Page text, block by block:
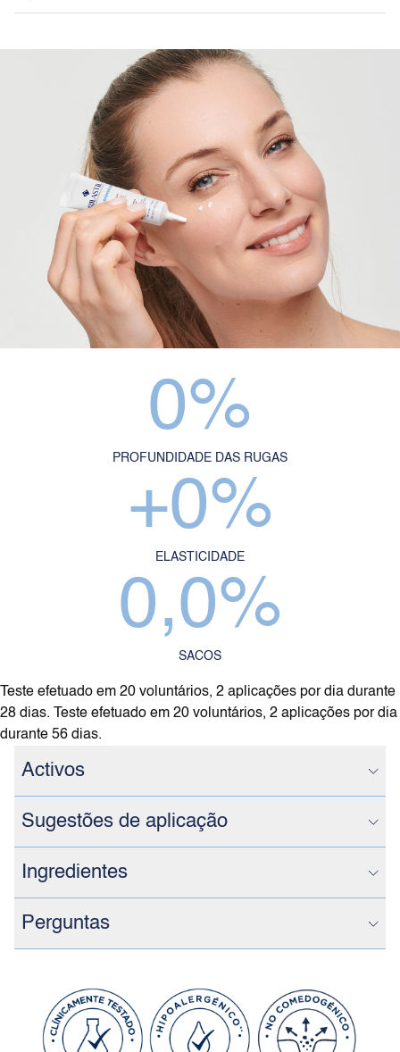
0%
PROFUNDIDADE DAS RUGAS
+0%
ELASTICIDADE
0,0%
SACOS
Teste efetuado em 20 voluntários, 2 aplicações por dia durante
28 dias. Teste efetuado em 20 voluntários, 2 aplicações por dia
durante 56 dias.
Activos
Sugestões de aplicação
Ingredientes
Perguntas